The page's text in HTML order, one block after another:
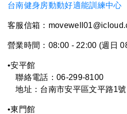
台南健身房動動好適能訓練中心
客服信箱：
營業時間：08:00 - 22:00 (週日
•安平館
聯絡電話：06-299-8100
地址：台南市安平區文平路1號
•東門館